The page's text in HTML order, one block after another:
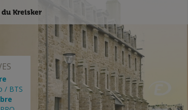
du Kreisker
/ BTS